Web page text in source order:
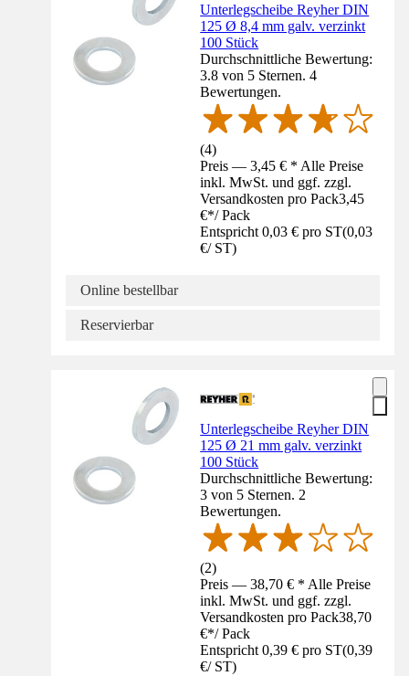
Unterlegscheibe Reyher DIN
125 Ø 8,4 mm galv. verzinkt
100 Stück
Durchschnittliche Bewertung:
3.8 von 5 Sternen. 4
Bewertungen.
(4)
Preis — 3,45 € * Alle Preise
inkl. MwSt. und ggf. zzgl.
Versandkosten pro Pack3,45
€*/ Pack
Entspricht 0,03 € pro ST(0,03
€/ ST)
Online bestellbar
Reservierbar
Unterlegscheibe Reyher DIN
125 Ø 21 mm galv. verzinkt
100 Stück
Durchschnittliche Bewertung:
3 von 5 Sternen. 2
Bewertungen.
(2)
Preis — 38,70 € * Alle Preise
inkl. MwSt. und ggf. zzgl.
Versandkosten pro Pack38,70
€*/ Pack
Entspricht 0,39 € pro ST(0,39
€/ ST)